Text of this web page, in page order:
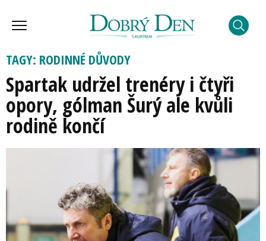
TAGY: RODINNÉ DŮVODY
Spartak udržel trenéry i čtyři
opory, gólman Šurý ale kvůli
rodině končí